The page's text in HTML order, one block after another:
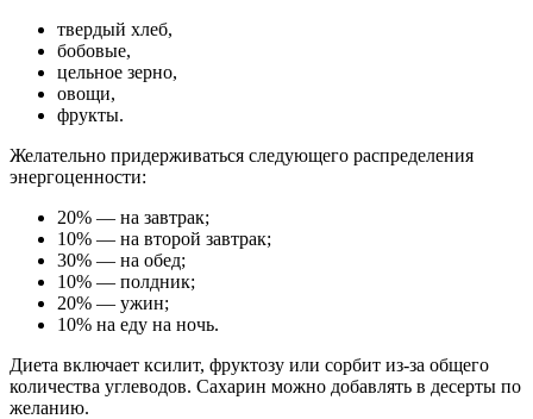
твердый хлеб,
бобовые,
цельное зерно,
овощи,
фрукты.
Желательно придерживаться следующего распределения
энергоценности:
20% — на завтрак;
10% — на второй завтрак;
30% — на обед;
10% — полдник;
20% — ужин;
10% на еду на ночь.
Диета включает ксилит, фруктозу или сорбит из-за общего
количества углеводов. Сахарин можно добавлять в десерты по
желанию.